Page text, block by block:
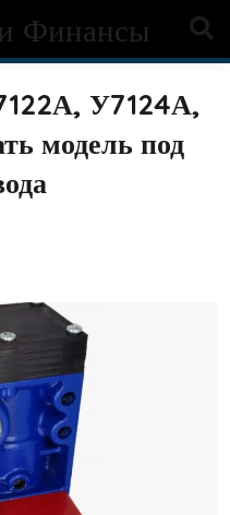
Финансы
У7124А,
модель под